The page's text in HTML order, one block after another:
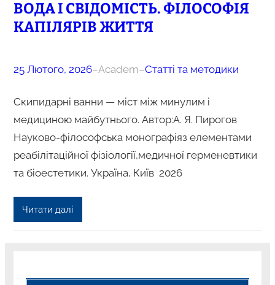
ВОДА І СВІДОМІСТЬ. ФІЛОСОФІЯ
КАПІЛЯРІВ ЖИТТЯ
25 Лютого, 2026–Academ–Статті та методики
Скипидарні ванни — міст між минулим і
медициною майбутнього. Автор:А. Я. Пирогов
Науково-філософська монографіяз елементами
реабілітаційної фізіології,медичної герменевтики
та біоестетики. Україна, Київ 2026
Читати далі